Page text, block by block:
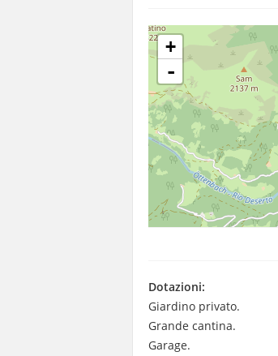
+
-
Dotazioni:
Giardino privato.
Grande cantina.
Garage.